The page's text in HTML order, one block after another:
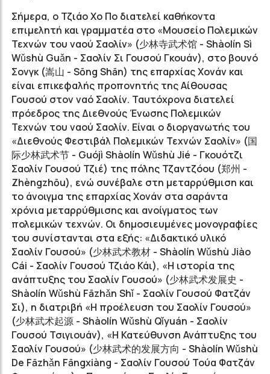
Σήμερα, ο Τζιάο Χο Πο διατελεί καθήκοντα
επιμελητή και γραμματέα στο «Μουσείο Πολεμικών
Τεχνών του ναού Σαολίν» (少林寺武术馆 - Shàolín Sì
Wǔshù Guǎn - Σαολίν Σι Γουσού Γκουάν), στο βουνό
Σονγκ (嵩山 - Sōng Shān) της επαρχίας Χονάν και
είναι επικεφαλής προπονητής της Αίθουσας
Γουσού στον ναό Σαολίν. Ταυτόχρονα διατελεί
πρόεδρος της Διεθνούς Ένωσης Πολεμικών
Τεχνών του ναού Σαολίν. Είναι ο διοργανωτής του
«Διεθνούς Φεστιβάλ Πολεμικών Τεχνών Σαολίν» (国
际少林武术节 - Guójì Shàolín Wǔshù Jié - Γκουότζι
Σαολίν Γουσού Τζιέ) της πόλης Τζαντζόου (郑州 -
Zhèngzhōu), ενώ συνέβαλε στη μεταρρύθμιση και
το άνοιγμα της επαρχίας Χονάν στα σαράντα
χρόνια μεταρρύθμισης και ανοίγματος των
πολεμικών τεχνών. Οι δημοσιευμένες μονογραφίες
του συνίστανται στα εξής: «Διδακτικό υλικό
Σαολίν Γουσού» (少林武术教材 - Shàolín Wǔshù Jiào
Cái - Σαολίν Γουσού Τζιάο Κάι), «Η ιστορία της
ανάπτυξης του Σαολίν Γουσού» (少林武术发展史 -
Shàolín Wǔshù Fāzhǎn Shǐ - Σαολίν Γουσού Φατζάν
Σι), η διατριβή «Η προέλευση του Σαολίν Γουσού»
(少林武术起源 - Shàolín Wǔshù Qǐyuán - Σαολίν
Γουσού Τσιγιουάν), «Η Κατεύθυνση Ανάπτυξης του
Σαολίν Γουσού» (少林武术的发展方向 - Shàolín Wǔshù
De Fāzhǎn Fāngxiàng - Σαολίν Γουσού Τούα Φατζάν